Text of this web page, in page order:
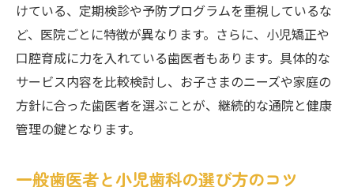
けている、定期検診や予防プログラムを重視しているな
ど、医院ごとに特徴が異なります。さらに、小児矯正や
口腔育成に力を入れている歯医者もあります。具体的な
サービス内容を比較検討し、お子さまのニーズや家庭の
方針に合った歯医者を選ぶことが、継続的な通院と健康
管理の鍵となります。
一般歯医者と小児歯科の選び方のコツ